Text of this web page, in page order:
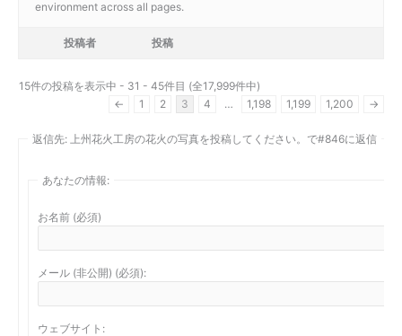
environment across all pages.
投稿者 投稿
15件の投稿を表示中 - 31 - 45件目 (全17,999件中)
←
1 2 3 4 … 1,198 1,199 1,200 →
返信先: 上州花火工房の花火の写真を投稿してください。で#846に返信
あなたの情報:
お名前 (必須)
メール (非公開) (必須):
ウェブサイト: